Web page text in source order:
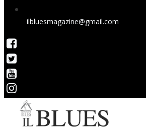
ilbluesmagazine@gmail.com